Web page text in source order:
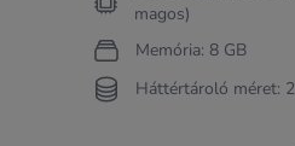
magos)
Memória: 8 GB
Háttértároló méret: